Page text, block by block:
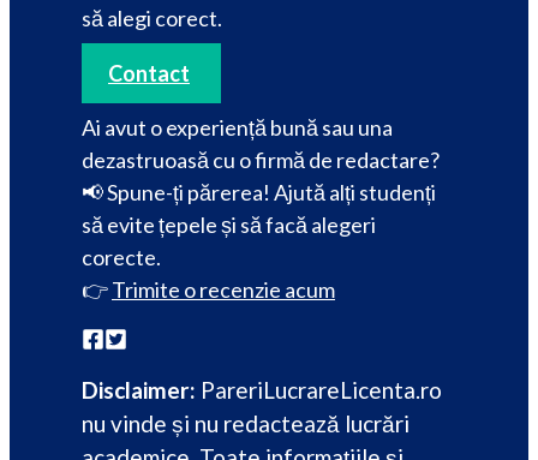
să alegi corect.
Contact
Ai avut o experiență bună sau una
dezastruoasă cu o firmă de redactare?
📢 Spune-ți părerea! Ajută alți studenți
să evite țepele și să facă alegeri
corecte.
👉Trimite o recenzie acum
Disclaimer: PareriLucrareLicenta.ro
nu vinde și nu redactează lucrări